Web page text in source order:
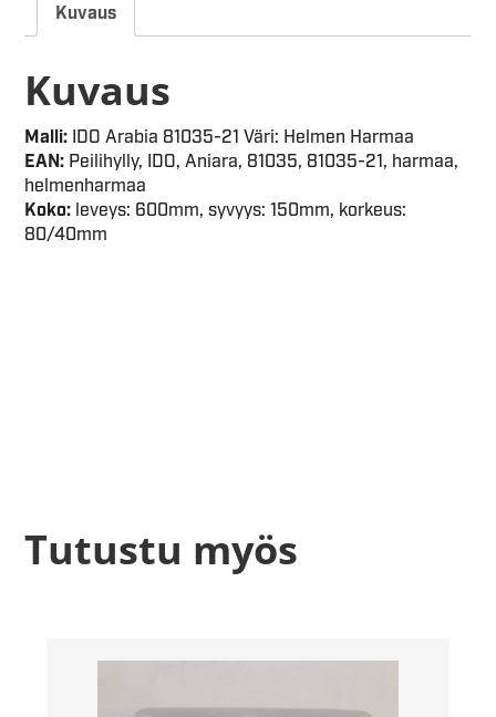
Kuvaus
Kuvaus
Malli: IDO Arabia 81035-21 Väri: Helmen Harmaa
EAN: Peilihylly, IDO, Aniara, 81035, 81035-21, harmaa,
helmenharmaa
Koko: leveys: 600mm, syvyys: 150mm, korkeus:
80/40mm
Tutustu myös